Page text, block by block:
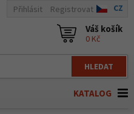
HLEDAT
Přihlásit Registrovat CZ
Váš košík
0 Kč
KATALOG